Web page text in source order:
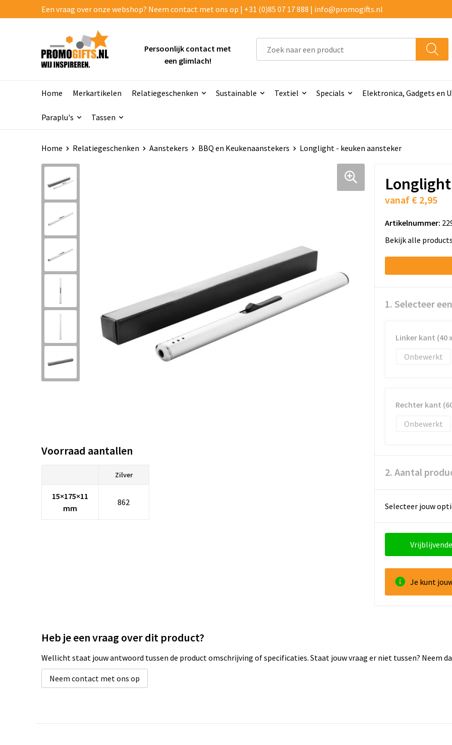
Een vraag over onze webshop? Neem contact met ons op | +31 (0)85 07 17 888 | info@promogifts.nl
Persoonlijk contact met
een glimlach!
Home Merkartikelen Relatiegeschenken Sustainable Textiel Specials Elektronica, Gadgets en
Paraplu's Tassen
Home Relatiegeschenken Aanstekers BBQ en Keukenaanstekers Longlight - keuken aansteker
Voorraad aantallen
Zilver
15×175×11
mm
862
vanaf € 2,95
Artikelnummer:
Bekijk alle
1. Selecteer
Linker kant (40
Onbewerkt
Rechter kant
Onbewerkt
2. Aantal
Selecteer jouw
Je kunt
Heb je een vraag over dit product?
Wellicht staat jouw antwoord tussen de product omschrijving of specificaties. Staat jouw vraag er niet tussen? Neem
Neem contact met ons op